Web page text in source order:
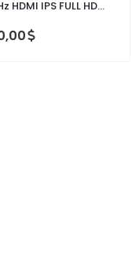
HDMI IPS FULL HD